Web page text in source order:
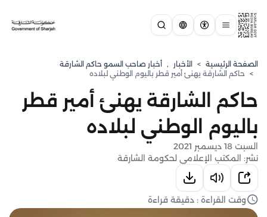
الصفحة الرئيسية > الأخبار , أخبار صاحب السمو حاكم الشارقة
> حاكم الشارقة يهنئ أمير قطر باليوم الوطني لبلاده
حاكم الشارقة يهنئ أمير قطر
باليوم الوطني لبلاده
السبت 18 ديسمبر 2021
نشر: المكتب الإعلامي لحكومة الشارقة
وقت القراءة : دقيقة قراءة